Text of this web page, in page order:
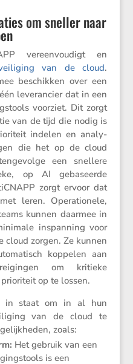
om sneller naar
vereen­vou­digt en
van de cloud.
beschikken over een
leveran­cier dat in een
voorziet. Dit zorgt
van de tijd die nodig is
indelen en analy­
die het op de cloud
een snellere
op AI gebaseerde
zorgt ervoor dat
leren. Opera­ti­o­nele,
kunnen daarmee in
inspan­ning voor
zorgen. Ze kunnen
koppelen aan
om kritieke
op te lossen.
in staat om in al hun
van de cloud te
zoals:
Het gebruik van een
is een